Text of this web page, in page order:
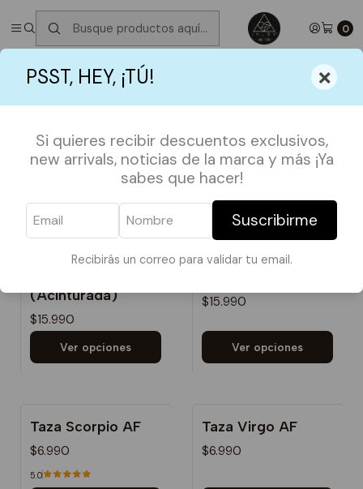
PSST, HEY, ¡TÚ! ×
Si quieres recibir descuentos exclusivos,
new arrivals, noticias de la marca y más ¡Ya
sabes que hacer!
Suscribirme
Recibirás un correo para validar tu email.
0
✮ ⋆ ˚｡𖦹 ⋆｡°✩Próximos Despachos jueves 6 de Agosto
°✩
SHOP BY FANDOMS
ASTROLOGY
muestra de 30 productos
(Acinturada)
$15.990
Ver opciones
$15.990
Ver opciones
Taza Scorpio AF
$6.990
5.0
Taza Virgo AF
$6.990